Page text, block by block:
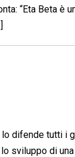
“Eta Beta è
lo difende tutti i
sviluppo di